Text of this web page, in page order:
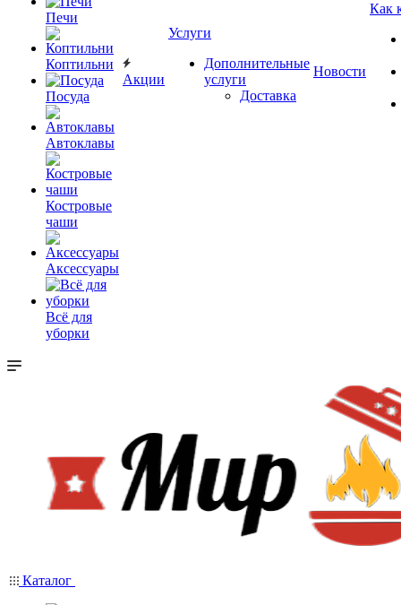
Печи
Коптильни
Посуда
Автоклавы
Костровые
чаши
Аксессуары
Всё для
уборки
Акции
Услуги
Дополнительные
услуги
Доставка
Новости
Как
Каталог